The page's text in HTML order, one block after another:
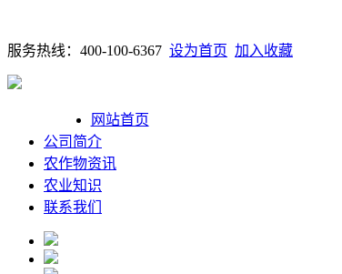
服务热线：400-100-6367 设为首页 加入收藏
网站首页
公司简介
农作物资讯
农业知识
联系我们